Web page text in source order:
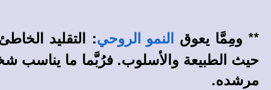
** ومِمَّا يعوق النمو الروحي: التقليد
حيث الطبيعة والأسلوب. فرُبَّما ما
مرشده.